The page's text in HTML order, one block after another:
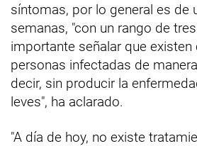
síntomas, por lo general es de
semanas, "con un rango de
importante señalar que existen
personas infectadas de
decir, sin producir la
leves", ha aclarado.
"A día de hoy, no existe